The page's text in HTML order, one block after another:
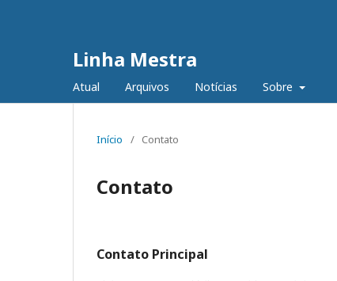
Linha Mestra
Atual Arquivos Notícias Sobre
Início / Contato
Contato
Contato Principal